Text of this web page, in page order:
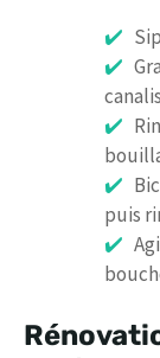
puis